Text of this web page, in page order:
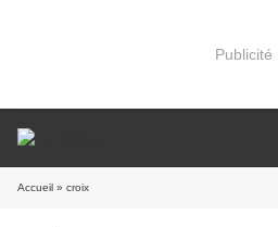
Publicité
Accueil » croix